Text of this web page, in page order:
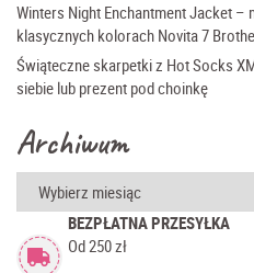
Winters Night Enchantment Jacket
klasycznych kolorach Novita 7
Świąteczne skarpetki z Hot Socks
siebie lub prezent pod choinkę
Archiwum
Archiwum
BEZPŁATNA PRZESYŁKA
Od 250 zł